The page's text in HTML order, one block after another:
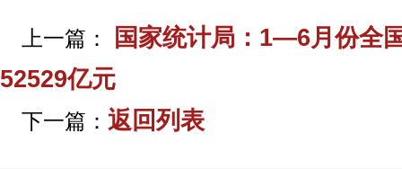
上一篇：
国家统计局：1—6月份全
52529亿元
下一篇： 返回列表